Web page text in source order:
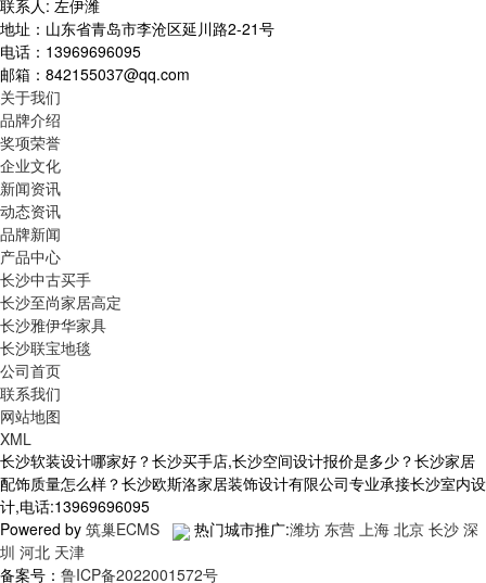
联系人: 左伊潍
地址：山东省青岛市李沧区延川路2-21号
电话：13969696095
邮箱：842155037@qq.com
关于我们
品牌介绍
奖项荣誉
企业文化
新闻资讯
动态资讯
品牌新闻
产品中心
长沙中古买手
长沙至尚家居高定
长沙雅伊华家具
长沙联宝地毯
公司首页
联系我们
网站地图
XML
长沙软装设计哪家好？长沙买手店,长沙空间设计报价是多少？长沙家居
配饰质量怎么样？长沙欧斯洛家居装饰设计有限公司专业承接长沙室内设
计,电话:13969696095
Powered by 筑巢ECMS 热门城市推广:潍坊 东营 上海 北京 长沙 深
圳 河北 天津
备案号： 鲁ICP备2022001572号